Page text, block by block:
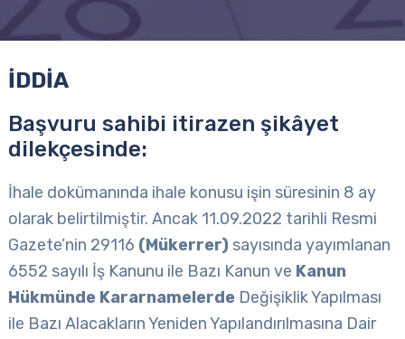
İDDİA
Başvuru sahibi itirazen şikâyet
dilekçesinde:
İhale dokümanında ihale konusu işin süresinin 8 ay
olarak belirtilmiştir. Ancak 11.09.2022 tarihli Resmi
Gazete’nin 29116 (Mükerrer) sayısında yayımlanan
6552 sayılı İş Kanunu ile Bazı Kanun ve Kanun
Hükmünde Kararnamelerde Değişiklik Yapılması
ile Bazı Alacakların Yeniden Yapılandırılmasına Dair